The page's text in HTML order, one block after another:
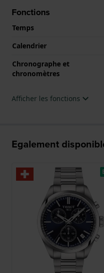
Fonctions
Temps
Calendrier
Chronographe et
chronomètres
Afficher les fonctions
Egalement